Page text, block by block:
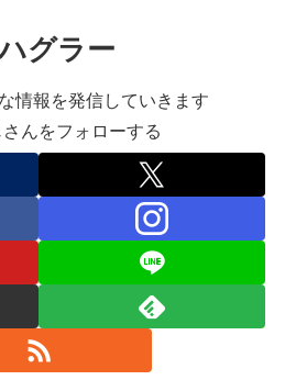
グラー
情報を発信していきます
んをフォローする